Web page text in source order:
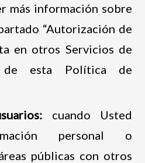
más información sobre
“Autorización de
en otros Servicios de
de esta Política de
cuando Usted
personal o
públicas con otros